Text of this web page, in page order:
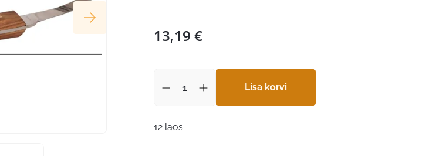
13,19 €
Lisa korvi
12 laos